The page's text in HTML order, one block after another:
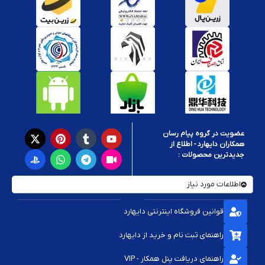
عضویت در گروه پیام رسان
همکاران دایهارد - اطلاع از
جدیدترین محصولات :
اطلاعات مورد نیاز
قوانین فروشگاه اینترنتی دایهارد
راهنمای ثبت نام و خرید از دایهارد
راهنمای دریافت پنل همکار - VIP